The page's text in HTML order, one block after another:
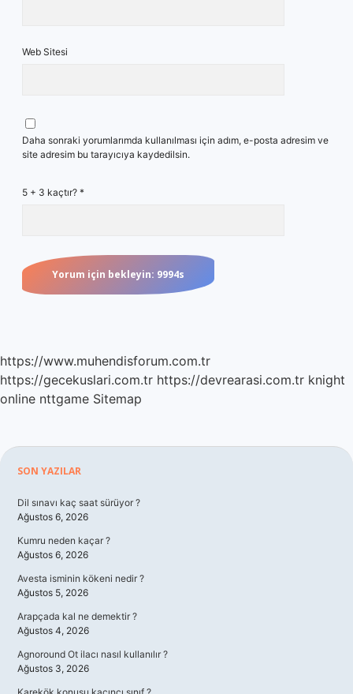
Web Sitesi
Daha sonraki yorumlarımda kullanılması için adım, e-posta adresim ve
site adresim bu tarayıcıya kaydedilsin.
5 + 3 kaçtır? *
https://www.muhendisforum.com.tr
https://gecekuslari.com.tr https://devrearasi.com.tr knight
online nttgame Sitemap
Sidebar
SON YAZILAR
Dil sınavı kaç saat sürüyor ?
Ağustos 6, 2026
Kumru neden kaçar ?
Ağustos 6, 2026
Avesta isminin kökeni nedir ?
Ağustos 5, 2026
Arapçada kal ne demektir ?
Ağustos 4, 2026
Agnoround Ot ilacı nasıl kullanılır ?
Ağustos 3, 2026